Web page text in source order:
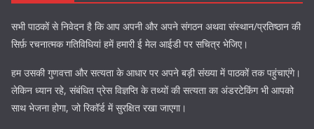
सभी पाठकों से निवेदन है कि आप अपनी और अपने संगठन अथवा संस्थान/प्रतिष्ठान की
सिर्फ़ रचनात्मक गतिविधियां हमें हमारी ई मेल आईडी पर सचित्र भेजिए।
हम उसकी गुणवत्ता और सत्यता के आधार पर अपने बड़ी संख्या में पाठकों तक पहुंचाएंगे।
लेकिन ध्यान रहे, संबंधित प्रेस विज्ञप्ति के तथ्यों की सत्यता का अंडरटेकिंग भी आपको
साथ भेजना होगा, जो रिकॉर्ड में सुरक्षित रखा जाएगा।